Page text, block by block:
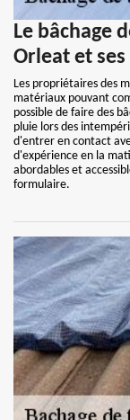
Le bâchage
Orleat et
Les propriétaires des
matériaux pouvant
possible de faire des
pluie lors des
d'entrer en contact
d'expérience en la
abordables et
formulaire.